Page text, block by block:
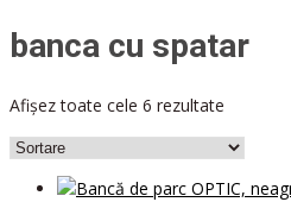
banca cu spatar
Afișez toate cele 6 rezultate